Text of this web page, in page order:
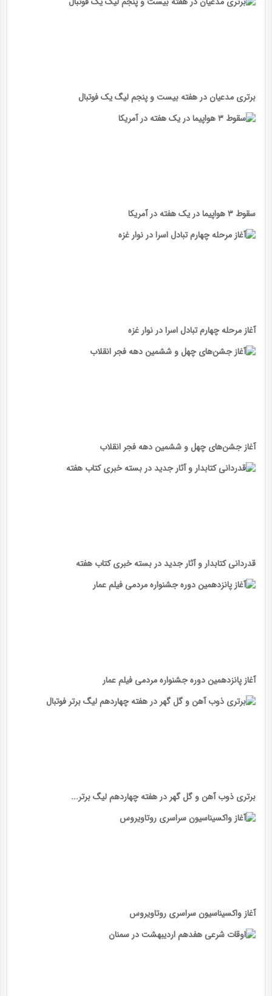
برتری مدعیان در هفته بیست و پنجم لیگ یک فوتبال
سقوط ۳ هواپیما در یک هفته در آمریکا
آغاز مرحله چهارم تبادل اسرا در نوار غزه
آغاز جشن‌های چهل و ششمین دهه فجر انقلاب
قدردانی کتابدار و آثار جدید در بسته خبری کتاب هفته
آغاز پانزدهمین دوره جشنواره مردمی فیلم عمار
برتری ذوب آهن و گل گهر در هفته چهاردهم لیگ برتر...
آغاز واکسیناسیون سراسری روتاویروس